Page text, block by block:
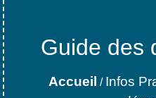
Guide des
Accueil / Infos